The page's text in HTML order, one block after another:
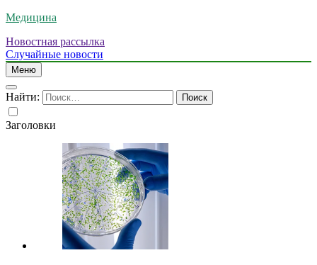
Медицина
Новостная рассылка
Случайные новости
Меню
Найти:
Заголовки